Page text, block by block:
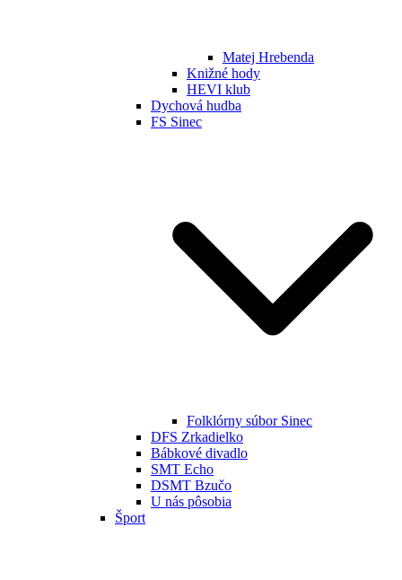
Matej Hrebenda
Knižné hody
HEVI klub
Dychová hudba
FS Sinec
Folklórny súbor Sinec
DFS Zrkadielko
Bábkové divadlo
SMT Echo
DSMT Bzučo
U nás pôsobia
Šport